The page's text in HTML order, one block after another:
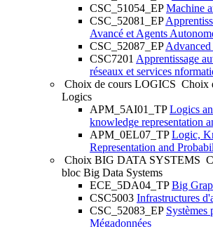
CSC_51054_EP Machine
CSC_52081_EP
Avancé et Agents
CSC_52087_EP
CSC7201 Apprentissage
réseaux et services
Choix de cours LOGICS Choix
Logics
APM_5AI01_TP Logics
knowledge representation
APM_0EL07_TP Logic,
Representation and
Choix BIG DATA SYSTEMS
bloc Big Data Systems
ECE_5DA04_TP Big
CSC5003 Infrastructures
CSC_52083_EP Systèmes
Mégadonnées